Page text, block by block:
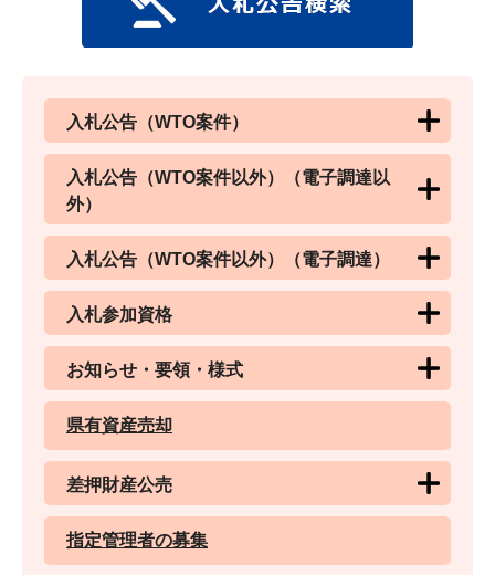
入札公告（WTO案件）
入札公告（WTO案件以外）（電子調達以
外）
入札公告（WTO案件以外）（電子調達）
入札参加資格
お知らせ・要領・様式
県有資産売却
差押財産公売
指定管理者の募集